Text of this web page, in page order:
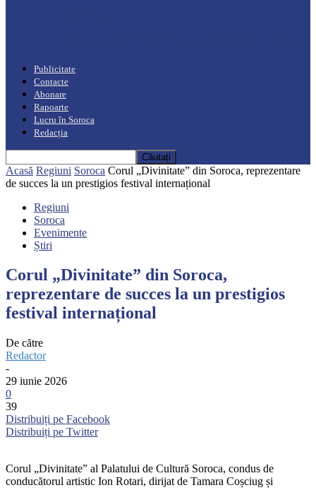
Publicitate
Contacte
Abonare
Rapoarte
Lucru în Soroca
Redacția
Acasă Regiuni Soroca Corul „Divinitate” din Soroca, reprezentare
de succes la un prestigios festival internațional
Regiuni
Soroca
Evenimente
Știri
Corul „Divinitate” din Soroca,
reprezentare de succes la un prestigios
festival internațional
De către
Redactor
-
29 iunie 2026
0
39
Distribuiți pe Facebook
Distribuiți pe Twitter
Corul „Divinitate” al Palatului de Cultură Soroca, condus de
conducătorul artistic Ion Rotari, dirijat de Tamara Coșciug și